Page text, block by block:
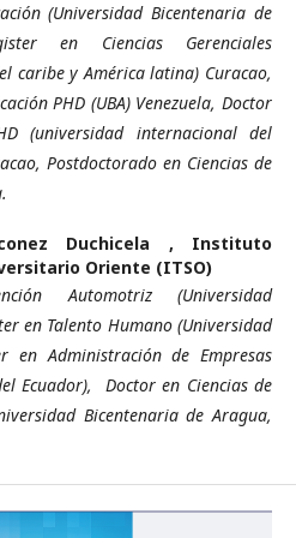
(Universidad Bicentenaria de
en Ciencias Gerenciales
caribe y América latina) Curacao,
PHD (UBA) Venezuela, Doctor
(universidad internacional del
Postdoctorado en Ciencias de
Duchicela , Instituto
Oriente (ITSO)
Automotriz (Universidad
en Talento Humano (Universidad
en Administración de Empresas
Ecuador), Doctor en Ciencias de
Bicentenaria de Aragua,